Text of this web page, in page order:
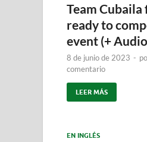
Team
ready to
event (+
8 de junio de 2023 -
comentario
LEER MÁS
EN INGLÉS